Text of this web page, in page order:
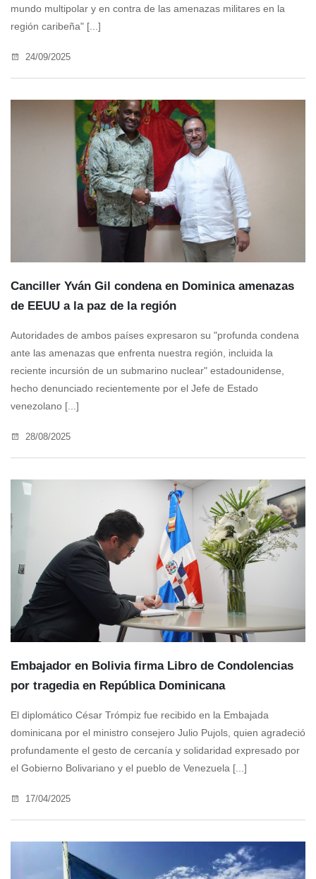
mundo multipolar y en contra de las amenazas militares en la
región caribeña" [...]
24/09/2025
Canciller Yván Gil condena en Dominica amenazas
de EEUU a la paz de la región
Autoridades de ambos países expresaron su "profunda condena
ante las amenazas que enfrenta nuestra región, incluida la
reciente incursión de un submarino nuclear" estadounidense,
hecho denunciado recientemente por el Jefe de Estado
venezolano [...]
28/08/2025
Embajador en Bolivia firma Libro de Condolencias
por tragedia en República Dominicana
El diplomático César Trómpiz fue recibido en la Embajada
dominicana por el ministro consejero Julio Pujols, quien agradeció
profundamente el gesto de cercanía y solidaridad expresado por
el Gobierno Bolivariano y el pueblo de Venezuela [...]
17/04/2025